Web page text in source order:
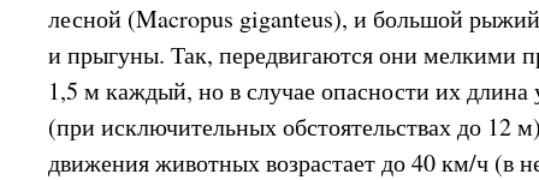
лесной (Macropus giganteus), и большой
и прыгуны. Так, передвигаются они мелкими
1,5 м каждый, но в случае опасности их
(при исключительных обстоятельствах до 12
движения животных возрастает до 40 км/ч (в